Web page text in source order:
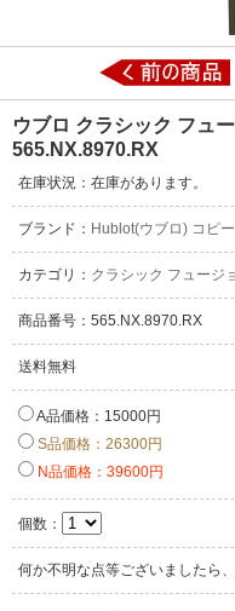
ウブロ クラシック フュ
565.NX.8970.RX
在庫状況：在庫があります。
ブランド： Hublot(ウブロ) コピー
カテゴリ： クラシック フュージ
商品番号：565.NX.8970.RX
送料無料
A品価格：15000円
S品価格：26300円
N品価格：39600円
個数：
何か不明な点等ございましたら